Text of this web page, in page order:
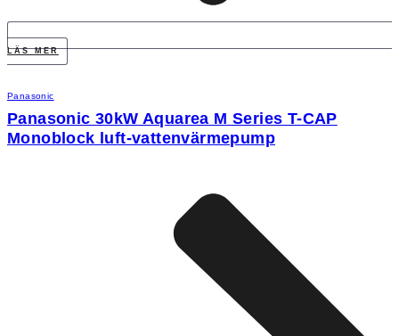
LÄS MER
Panasonic
Panasonic 30kW Aquarea M Series T-CAP
Monoblock luft-vattenvärmepump